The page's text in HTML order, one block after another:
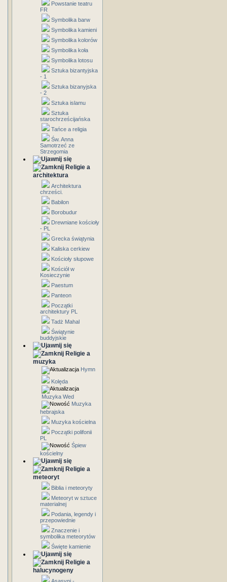
Powstanie teatru
FR
Symbolika barw
Symbolika kamieni
Symbolika kolorów
Symbolika koła
Symbolika lotosu
Sztuka bizantyjska
- 1
Sztuka bizanyjska
- 2
Sztuka islamu
Sztuka
starochrześcijańska
Tańce a religia
Św. Anna
Samotrzeć ze
Strzegomia
Religie a
architektura
Architektura
chrześci.
Babilon
Borobudur
Drewniane kościoły
- PL
Grecka świątynia
Kaliska cerkiew
Kościoły słupowe
Kościół w
Kosieczynie
Paestum
Panteon
Początki
architektury PL
Tadż Mahal
Świątynie
buddyjskie
Religie a
muzyka
Hymn
Kolęda
Muzyka Wed
Muzyka
hebrajska
Muzyka kościelna
Początki polifonii
PL
Śpiew
kościelny
Religie a
meteoryt
Biblia i meteoryty
Meteoryt w sztuce
materialnej
Podania, legendy i
przepowiednie
Znaczenie i
symbolika meteorytów
Święte kamienie
Religie a
halucynogeny